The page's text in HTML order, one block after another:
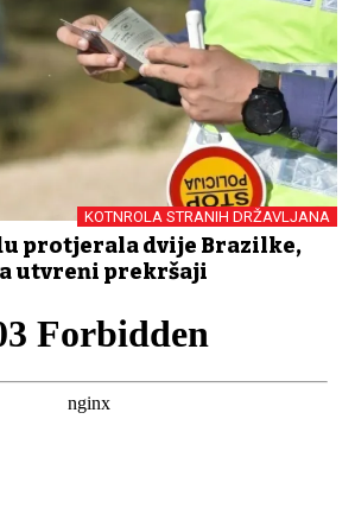
KOTNROLA STRANIH DRŽAVLJANA
protjerala dvije Brazilke,
utvrđeni prekršaji